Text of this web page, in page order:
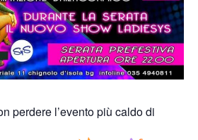
perdere l’evento più caldo di